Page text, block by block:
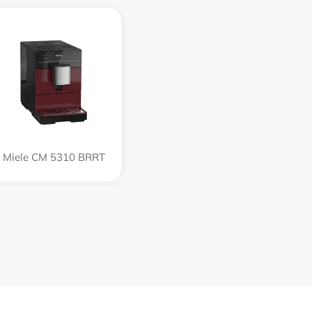
Miele CM 5310 BRRT